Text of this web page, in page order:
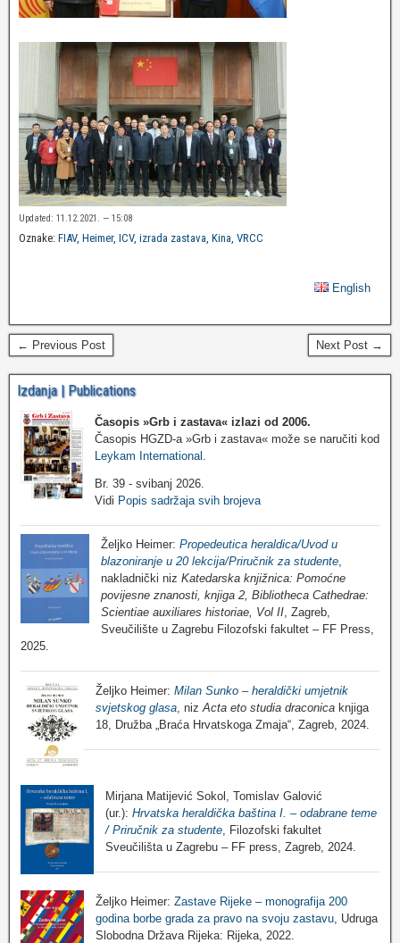
Updated: 11.12.2021. — 15:08
Oznake: FIAV, Heimer, ICV, izrada zastava, Kina, VRCC
English
← Previous Post Next Post →
Izdanja | Publications
Časopis »Grb i zastava« izlazi od 2006.
Časopis HGZD-a »Grb i zastava« može se naručiti kod
Leykam International
Br. 39 - svibanj 2026.
Vidi Popis sadržaja svih brojeva
Željko Heimer: Propedeutica heraldica/Uvod u
blazoniranje u 20 lekcija/Priručnik za studente,
nakladnički niz Katedarska knjižnica: Pomoćne
povijesne znanosti, knjiga 2, Bibliotheca Cathedrae:
Scientiae auxiliares historiae, Vol II, Zagreb,
Sveučilište u Zagrebu Filozofski fakultet – FF Press,
2025.
Željko Heimer: Milan Sunko – heraldički umjetnik
svjetskog glasa , niz Acta eto studia draconica knjiga
18, Družba „Braća Hrvatskoga Zmaja“, Zagreb, 2024.
Mirjana Matijević Sokol, Tomislav Galović
(ur.): Hrvatska heraldička baština I. – odabrane teme
/ Priručnik za studente, Filozofski fakultet
Sveučilišta u Zagrebu – FF press, Zagreb, 2024.
Željko Heimer: Zastave Rijeke – monografija 200
godina borbe grada za pravo na svoju zastavu, Udruga
Slobodna Država Rijeka: Rijeka, 2022.